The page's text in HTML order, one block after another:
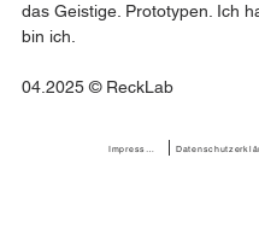
das Geistige. Prototypen. Ich
bin ich.
04.2025 © ReckLab